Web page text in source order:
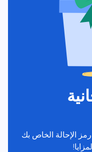
الإحالة الخاص بك